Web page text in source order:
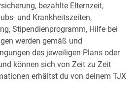
bezahlte Elternzeit,
und Krankheitszeiten,
Stipendienprogramm, Hilfe bei
werden gemäß und
des jeweiligen Plans oder
können sich von Zeit zu Zeit
erhältst du von deinem TJX